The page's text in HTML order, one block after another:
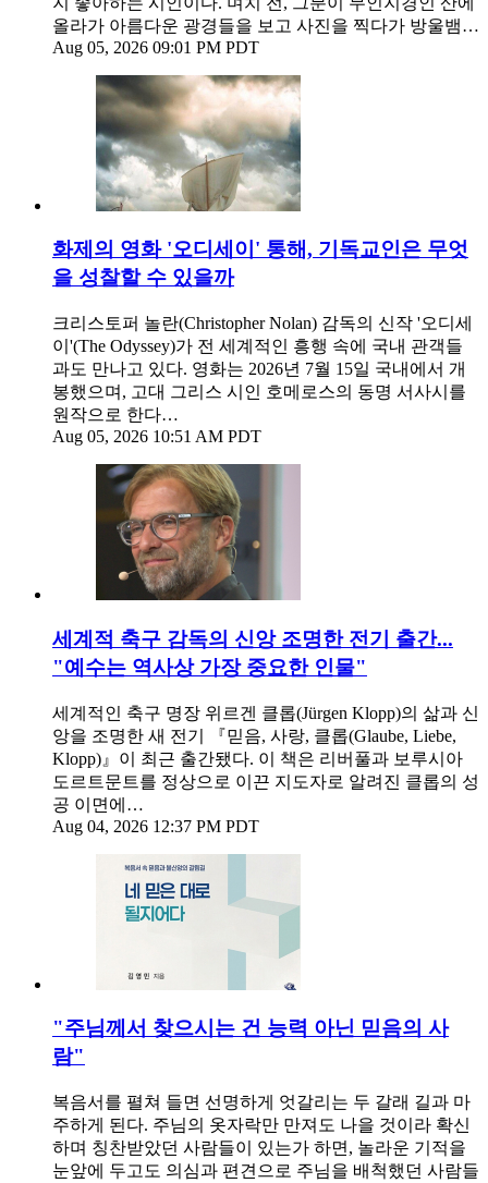
올라가 아름다운 광경들을 보고 사진을 찍다가 방울뱀…
Aug 05, 2026 09:01 PM PDT
화제의 영화 '오디세이' 통해, 기독교인은 무엇
을 성찰할 수 있을까
크리스토퍼 놀란(Christopher Nolan) 감독의 신작 '오디세
이'(The Odyssey)가 전 세계적인 흥행 속에 국내 관객들
과도 만나고 있다. 영화는 2026년 7월 15일 국내에서 개
봉했으며, 고대 그리스 시인 호메로스의 동명 서사시를
원작으로 한다…
Aug 05, 2026 10:51 AM PDT
세계적 축구 감독의 신앙 조명한 전기 출간...
"예수는 역사상 가장 중요한 인물"
세계적인 축구 명장 위르겐 클롭(Jürgen Klopp)의 삶과 신
앙을 조명한 새 전기 『믿음, 사랑, 클롭(Glaube, Liebe,
Klopp)』이 최근 출간됐다. 이 책은 리버풀과 보루시아
도르트문트를 정상으로 이끈 지도자로 알려진 클롭의 성
공 이면에…
Aug 04, 2026 12:37 PM PDT
"주님께서 찾으시는 건 능력 아닌 믿음의 사
람"
복음서를 펼쳐 들면 선명하게 엇갈리는 두 갈래 길과 마
주하게 된다. 주님의 옷자락만 만져도 나을 것이라 확신
하며 칭찬받았던 사람들이 있는가 하면, 놀라운 기적을
눈앞에 두고도 의심과 편견으로 주님을 배척했던 사람들